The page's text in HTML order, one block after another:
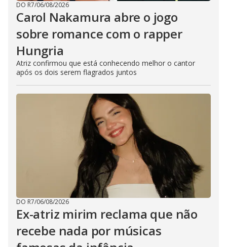
DO R7/06/08/2026
Carol Nakamura abre o jogo
sobre romance com o rapper
Hungria
Atriz confirmou que está conhecendo melhor o cantor
após os dois serem flagrados juntos
DO R7/06/08/2026
Ex-atriz mirim reclama que não
recebe nada por músicas